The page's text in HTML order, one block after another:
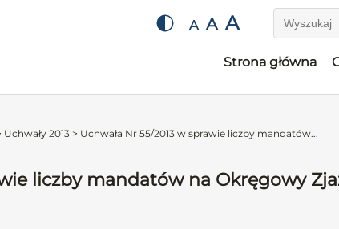
A A A Wyszukaj
Strona główna
Uchwały 2013 > Uchwała Nr 55/2013 w sprawie liczby mandatów...
liczby mandatów na Okręgowy